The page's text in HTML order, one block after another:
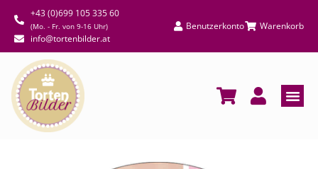
+43 (0)699 105 335 60
(Mo. - Fr. von 9-16 Uhr)
info@tortenbilder.at
Benutzerkonto Warenkorb